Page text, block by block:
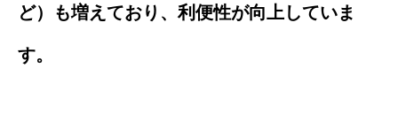
ど）も増えており、利便性が向上していま
す。